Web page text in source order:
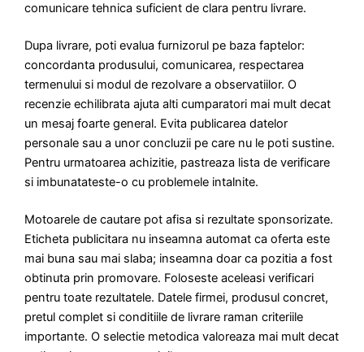
comunicare tehnica suficient de clara pentru livrare.
Dupa livrare, poti evalua furnizorul pe baza faptelor:
concordanta produsului, comunicarea, respectarea
termenului si modul de rezolvare a observatiilor. O
recenzie echilibrata ajuta alti cumparatori mai mult decat
un mesaj foarte general. Evita publicarea datelor
personale sau a unor concluzii pe care nu le poti sustine.
Pentru urmatoarea achizitie, pastreaza lista de verificare
si imbunatateste-o cu problemele intalnite.
Motoarele de cautare pot afisa si rezultate sponsorizate.
Eticheta publicitara nu inseamna automat ca oferta este
mai buna sau mai slaba; inseamna doar ca pozitia a fost
obtinuta prin promovare. Foloseste aceleasi verificari
pentru toate rezultatele. Datele firmei, produsul concret,
pretul complet si conditiile de livrare raman criteriile
importante. O selectie metodica valoreaza mai mult decat